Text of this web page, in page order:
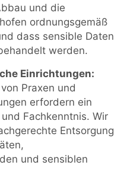
und die
ordnungsgemäß
dass sensible Daten
werden.
Einrichtungen:
Praxen und
erfordern ein
Fachkenntnis. Wir
Entsorgung
und sensiblen